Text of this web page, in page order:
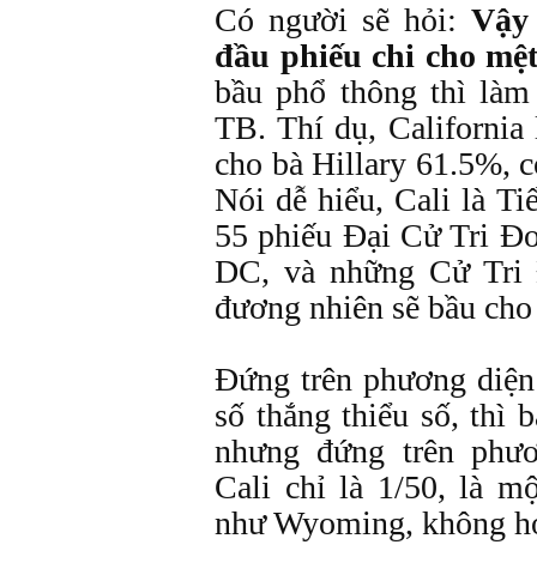
Có người sẽ hỏi:
đầu phiếu chi cho
bầu phổ thông thì
TB. Thí dụ, California
cho bà Hillary 61.5%,
Nói dễ hiểu, Cali là
55 phiếu Đại Cử Tri
DC, và những Cử Tri
đương nhiên sẽ bầu
Đứng trên phương
số thắng thiểu số, thì
nhưng đứng trên
Cali chỉ là 1/50, là
như Wyoming, không